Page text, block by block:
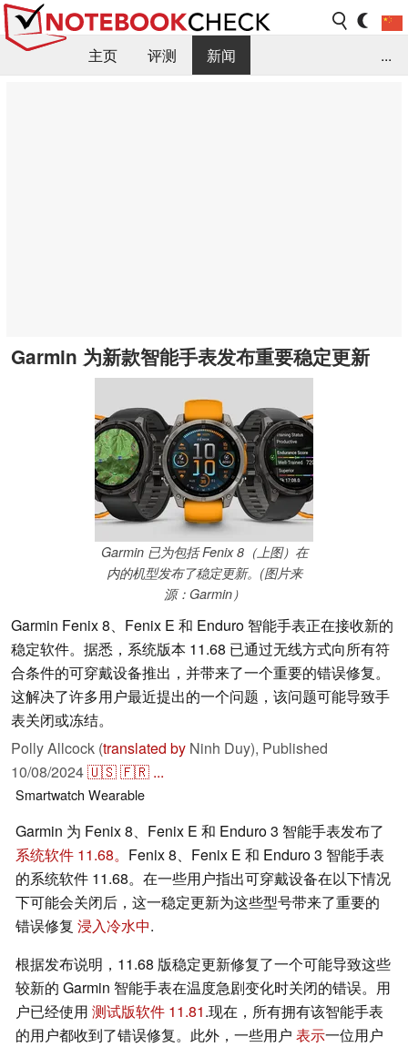
主页 评测
新闻
...
Garmin 为新款智能手表发布重要稳定更新
Garmin 已为包括 Fenix 8（上图）在
内的机型发布了稳定更新。(图片来
源：Garmin）
Garmin Fenix 8、Fenix E 和 Enduro 智能手表正在接收新的
稳定软件。据悉，系统版本 11.68 已通过无线方式向所有符
合条件的可穿戴设备推出，并带来了一个重要的错误修复。
这解决了许多用户最近提出的一个问题，该问题可能导致手
表关闭或冻结。
Polly Allcock (translated by Ninh Duy), Published
10/08/2024🇺🇸🇫🇷 ...
Smartwatch Wearable
Garmin 为 Fenix 8、Fenix E 和 Enduro 3 智能手表发布了
系统软件 11.68。 Fenix 8、Fenix E 和 Enduro 3 智能手表
的系统软件 11.68。在一些用户指出可穿戴设备在以下情况
下可能会关闭后，这一稳定更新为这些型号带来了重要的
错误修复 浸入冷水中.
根据发布说明，11.68 版稳定更新修复了一个可能导致这些
较新的 Garmin 智能手表在温度急剧变化时关闭的错误。用
户已经使用 测试版软件 11.81.现在，所有拥有该智能手表
的用户都收到了错误修复。此外，一些用户 表示一位用户